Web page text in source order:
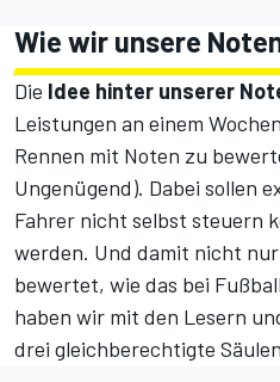
Wie wir unsere
Die Idee hinter unserer
Leistungen an einem
Rennen mit Noten zu
Ungenügend). Dabei sollen
Fahrer nicht selbst steuern
werden. Und damit nicht
bewertet, wie das bei
haben wir mit den Lesern
drei gleichberechtigte